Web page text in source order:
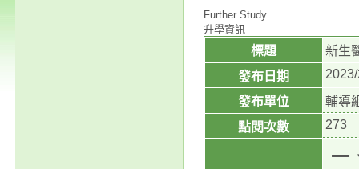
Further Study
升學資訊
標題
新生
發布日期
發布單位
輔導
點閱次數
273
一